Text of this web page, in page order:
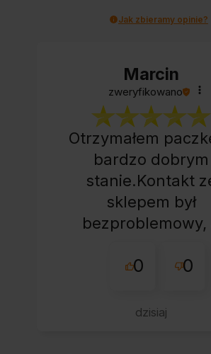
Jak zbieramy opinie?
Marcin
zweryfikowano
Otrzymałem
bardzo dobrym
stanie.Kontakt
sklepem był
bezproblemowy,
przebiegło
0 0
dzisiaj